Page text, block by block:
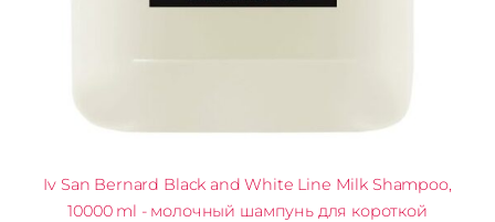
Iv San Bernard Black and White Line Milk Shampoo,
10000 ml - молочный шампунь для короткой